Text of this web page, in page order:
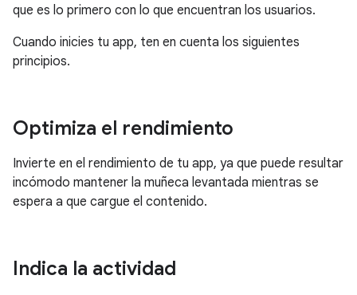
que es lo primero con lo que encuentran los usuarios.
Cuando inicies tu app, ten en cuenta los siguientes
principios.
Optimiza el rendimiento
Invierte en el rendimiento de tu app, ya que puede resultar
incómodo mantener la muñeca levantada mientras se
espera a que cargue el contenido.
Indica la actividad